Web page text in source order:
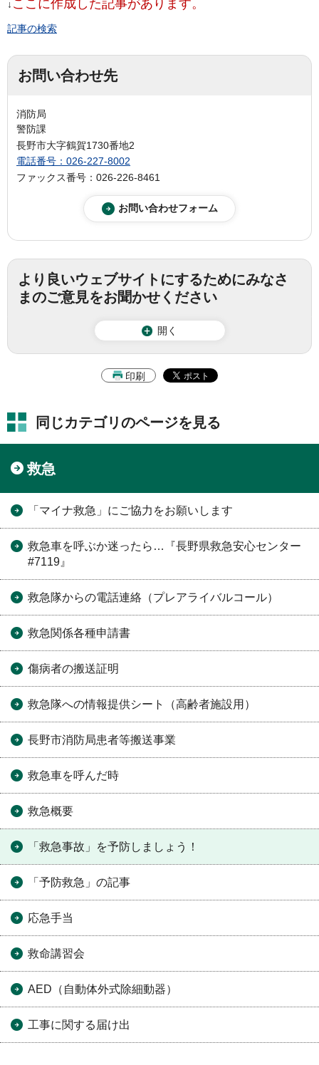
↓ ここに作成した記事があります。
記事の検索
お問い合わせ先
消防局
警防課
長野市大字鶴賀1730番地2
電話番号：026-227-8002
ファックス番号：026-226-8461
より良いウェブサイトにするためにみなさ
まのご意見をお聞かせください
開く
印刷
同じカテゴリのページを見る
救急
「マイナ救急」にご協力をお願いします
救急車を呼ぶか迷ったら…『長野県救急安心センター
#7119』
救急隊からの電話連絡（プレアライバルコール）
救急関係各種申請書
傷病者の搬送証明
救急隊への情報提供シート（高齢者施設用）
長野市消防局患者等搬送事業
救急車を呼んだ時
救急概要
「救急事故」を予防しましょう！
「予防救急」の記事
応急手当
救命講習会
AED（自動体外式除細動器）
工事に関する届け出